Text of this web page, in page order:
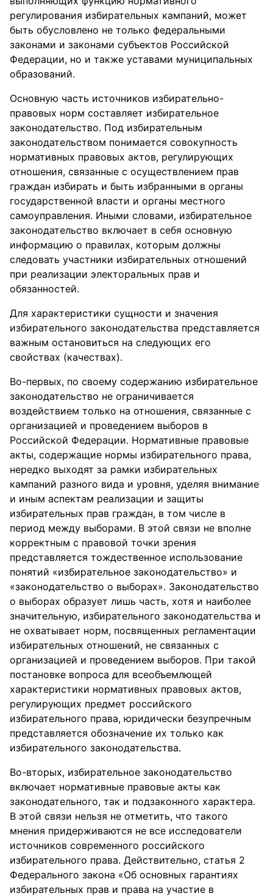
регулирования избирательных кампаний, может
быть обусловлено не только федеральными
законами и законами субъектов Российской
Федерации, но и также уставами муниципальных
образований.
Основную часть источников избирательно-
правовых норм составляет избирательное
законодательство. Под избирательным
законодательством понимается совокупность
нормативных правовых актов, регулирующих
отношения, связанные с осуществлением прав
граждан избирать и быть избранными в органы
государственной власти и органы местного
самоуправления. Иными словами, избирательное
законодательство включает в себя основную
информацию о правилах, которым должны
следовать участники избирательных отношений
при реализации электоральных прав и
обязанностей.
Для характеристики сущности и значения
избирательного законодательства представляется
важным остановиться на следующих его
свойствах (качествах).
Во-первых, по своему содержанию избирательное
законодательство не ограничивается
воздействием только на отношения, связанные с
организацией и проведением выборов в
Российской Федерации. Нормативные правовые
акты, содержащие нормы избирательного права,
нередко выходят за рамки избирательных
кампаний разного вида и уровня, уделяя внимание
и иным аспектам реализации и защиты
избирательных прав граждан, в том числе в
период между выборами. В этой связи не вполне
корректным с правовой точки зрения
представляется тождественное использование
понятий «избирательное законодательство» и
«законодательство о выборах». Законодательство
о выборах образует лишь часть, хотя и наиболее
значительную, избирательного законодательства и
не охватывает норм, посвященных регламентации
избирательных отношений, не связанных с
организацией и проведением выборов. При такой
постановке вопроса для всеобъемлющей
характеристики нормативных правовых актов,
регулирующих предмет российского
избирательного права, юридически безупречным
представляется обозначение их только как
избирательного законодательства.
Во-вторых, избирательное законодательство
включает нормативные правовые акты как
законодательного, так и подзаконного характера.
В этой связи нельзя не отметить, что такого
мнения придерживаются не все исследователи
источников современного российского
избирательного права. Действительно, статья 2
Федерального закона «Об основных гарантиях
избирательных прав и права на участие в